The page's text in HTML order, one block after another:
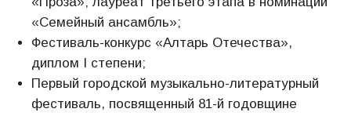
«Семейный ансамбль»;
Фестиваль-конкурс «Алтарь Отечества»,
диплом I степени;
Первый городской музыкально-литературный
фестиваль, посвященный 81-й годовщине